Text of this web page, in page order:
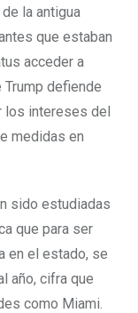
la antigua
que estaban
acceder a
defiende
los intereses del
medidas en
sido estudiadas
que para ser
en el estado, se
año, cifra que
como Miami.